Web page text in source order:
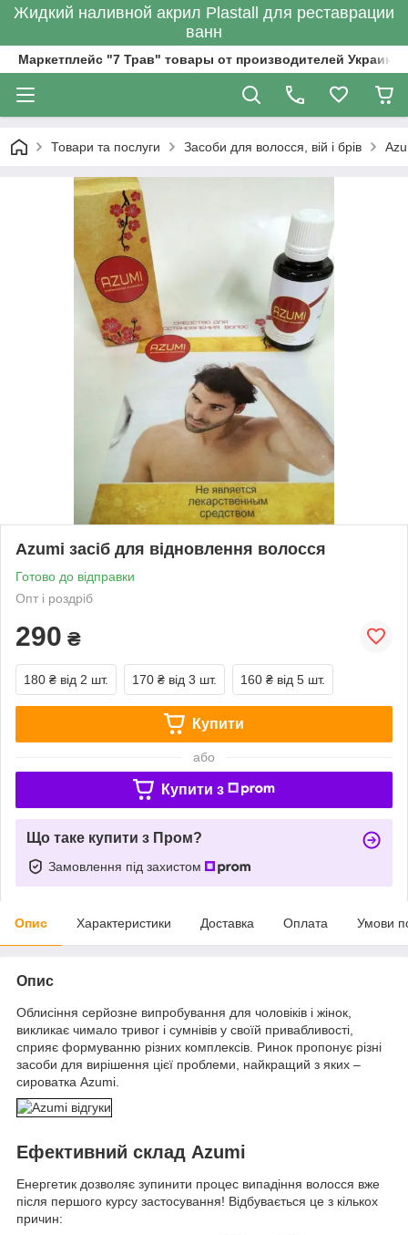
Жидкий наливной акрил Plastall для реставрации
ванн
Маркетплейс "7 Трав" товары от производителей
Товари та послуги Засоби для волосся, вій і брів
Azumi засіб для відновлення волосся
Готово до відправки
Опт і роздріб
290 ₴
180 ₴ від 2 шт. 170 ₴ від 3 шт. 160 ₴ від 5 шт.
Купити
або
Купити з
Що таке купити з Пром?
Замовлення під захистом
Опис Характеристики Доставка Оплата Умови
Опис
Облисіння серйозне випробування для чоловіків і жінок,
викликає чимало тривог і сумнівів у своїй привабливості,
сприяє формуванню різних комплексів. Ринок пропонує різні
засоби для вирішення цієї проблеми, найкращий з яких –
сироватка Azumi.
Ефективний склад Azumi
Енергетик дозволяє зупинити процес випадіння волосся вже
після першого курсу застосування! Відбувається це з кількох
причин: